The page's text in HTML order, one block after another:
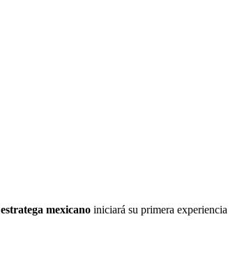
estratega mexicano iniciará su primera experiencia